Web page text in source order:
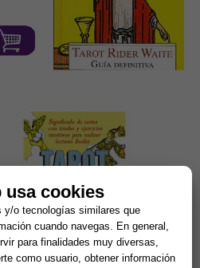
usa cookies
o tecnologías similares que
cuando navegas. En general,
para finalidades muy diversas,
como usuario, obtener información